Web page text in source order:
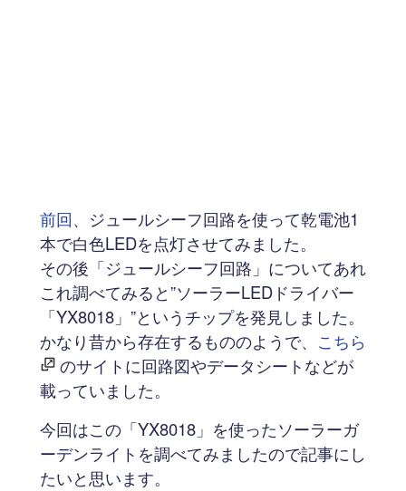
前回、ジュールシーフ回路を使って乾電池1
本で白色LEDを点灯させてみました。
その後「ジュールシーフ回路」についてあれ
これ調べてみると”ソーラーLEDドライバー
「YX8018」”というチップを発見しました。
かなり昔から存在するもののようで、 こちら
のサイトに回路図やデータシートなどが
載っていました。
今回はこの「YX8018」を使ったソーラーガ
ーデンライトを調べてみましたので記事にし
たいと思います。